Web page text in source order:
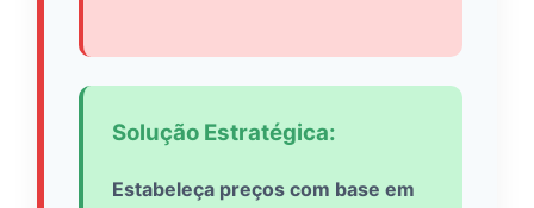
Solução Estratégica:
Estabeleça preços com base em